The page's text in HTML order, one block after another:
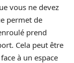
vous ne devez
permet de
prend
Cela peut être
à un espace